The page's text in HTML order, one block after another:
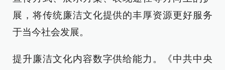
展，将传统廉洁文化提供的丰厚资源更好服务
于当今社会发展。
提升廉洁文化内容数字供给能力。《中共中央